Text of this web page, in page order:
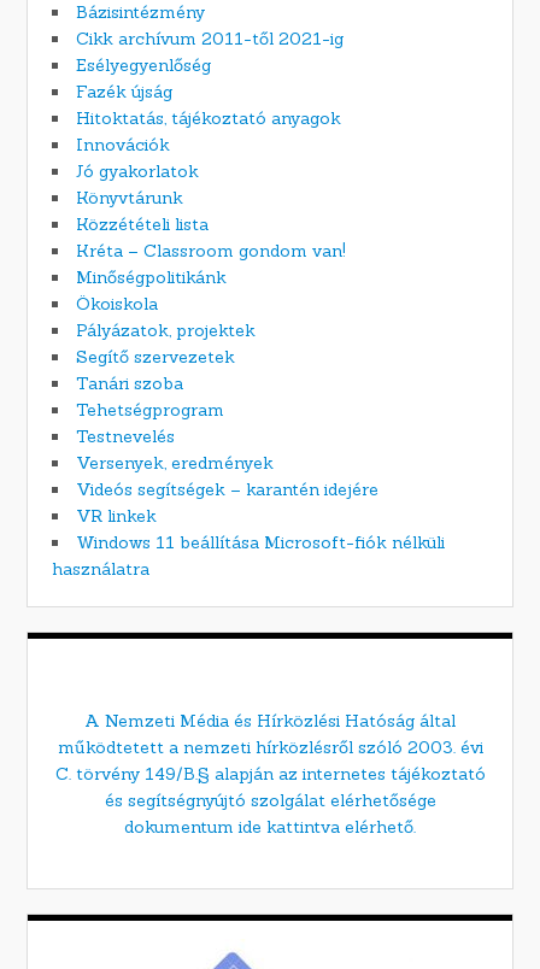
Bázisintézmény
Cikk archívum 2011-től 2021-ig
Esélyegyenlőség
Fazék újság
Hitoktatás, tájékoztató anyagok
Innovációk
Jó gyakorlatok
Könyvtárunk
Közzétételi lista
Kréta – Classroom gondom van!
Minőségpolitikánk
Ökoiskola
Pályázatok, projektek
Segítő szervezetek
Tanári szoba
Tehetségprogram
Testnevelés
Versenyek, eredmények
Videós segítségek – karantén idejére
VR linkek
Windows 11 beállítása Microsoft-fiók nélküli
használatra
A Nemzeti Média és Hírközlési Hatóság által
működtetett a nemzeti hírközlésről szóló 2003. évi
C. törvény 149/B.§ alapján az internetes tájékoztató
és segítségnyújtó szolgálat elérhetősége
dokumentum ide kattintva elérhető.